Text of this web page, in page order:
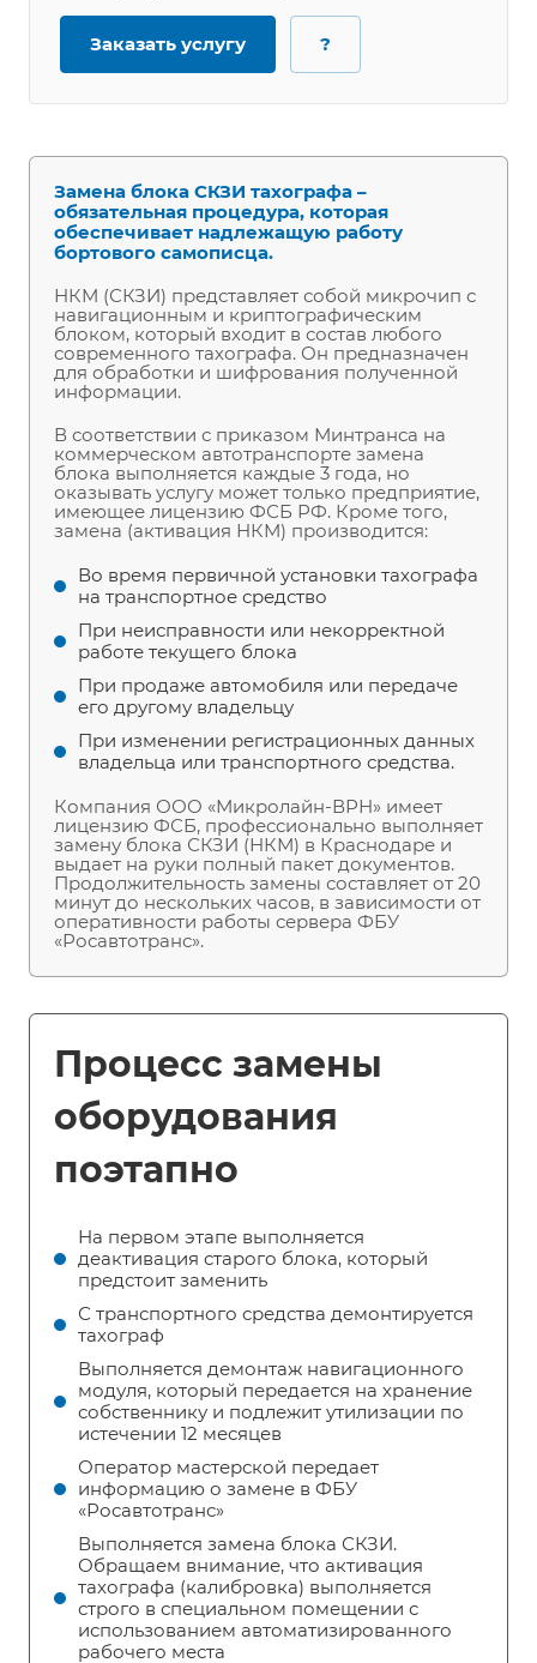
Заказать услугу ?
Замена блока СКЗИ тахографа –
обязательная процедура, которая
обеспечивает надлежащую работу
бортового самописца.
НКМ (СКЗИ) представляет собой микрочип с
навигационным и криптографическим
блоком, который входит в состав любого
современного тахографа. Он предназначен
для обработки и шифрования полученной
информации.
В соответствии с приказом Минтранса на
коммерческом автотранспорте замена
блока выполняется каждые 3 года, но
оказывать услугу может только предприятие,
имеющее лицензию ФСБ РФ. Кроме того,
замена (активация НКМ) производится:
Во время первичной установки тахографа
на транспортное средство
При неисправности или некорректной
работе текущего блока
При продаже автомобиля или передаче
его другому владельцу
При изменении регистрационных данных
владельца или транспортного средства.
Компания ООО «Микролайн-ВРН» имеет
лицензию ФСБ, профессионально выполняет
замену блока СКЗИ (НКМ) в Краснодаре и
выдает на руки полный пакет документов.
Продолжительность замены составляет от 20
минут до нескольких часов, в зависимости от
оперативности работы сервера ФБУ
«Росавтотранс».
Процесс замены
оборудования
поэтапно
На первом этапе выполняется
деактивация старого блока, который
предстоит заменить
С транспортного средства демонтируется
тахограф
Выполняется демонтаж навигационного
модуля, который передается на хранение
собственнику и подлежит утилизации по
истечении 12 месяцев
Оператор мастерской передает
информацию о замене в ФБУ
«Росавтотранс»
Выполняется замена блока СКЗИ.
Обращаем внимание, что активация
тахографа (калибровка) выполняется
строго в специальном помещении с
использованием автоматизированного
рабочего места